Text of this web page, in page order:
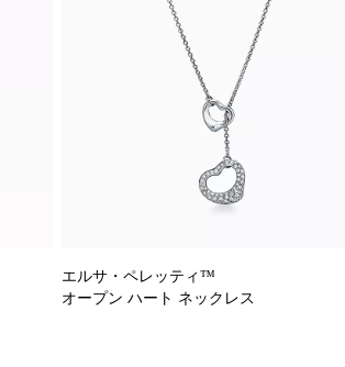
エルサ・ペレッティ™
オープン ハート ネックレス